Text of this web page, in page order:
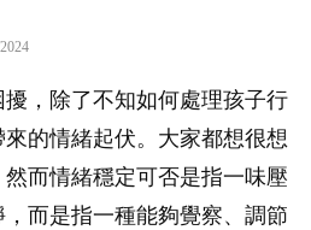
，除了不知如何處理孩子行
的情緒起伏。大家都想很想
而情緒穩定可否是指一味壓
而是指一種能夠覺察、調節